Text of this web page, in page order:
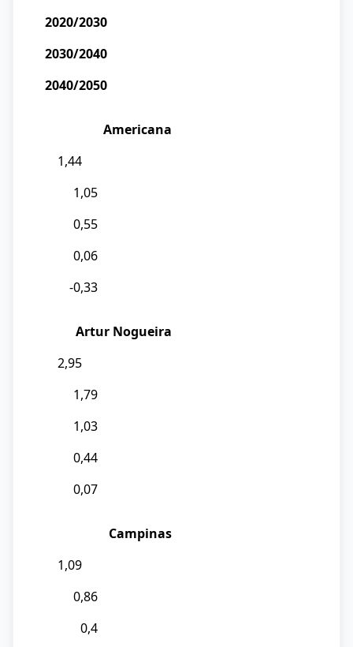
2020/2030
2030/2040
2040/2050
Americana
1,44
1,05
0,55
0,06
-0,33
Artur Nogueira
2,95
1,79
1,03
0,44
0,07
Campinas
1,09
0,86
0,4